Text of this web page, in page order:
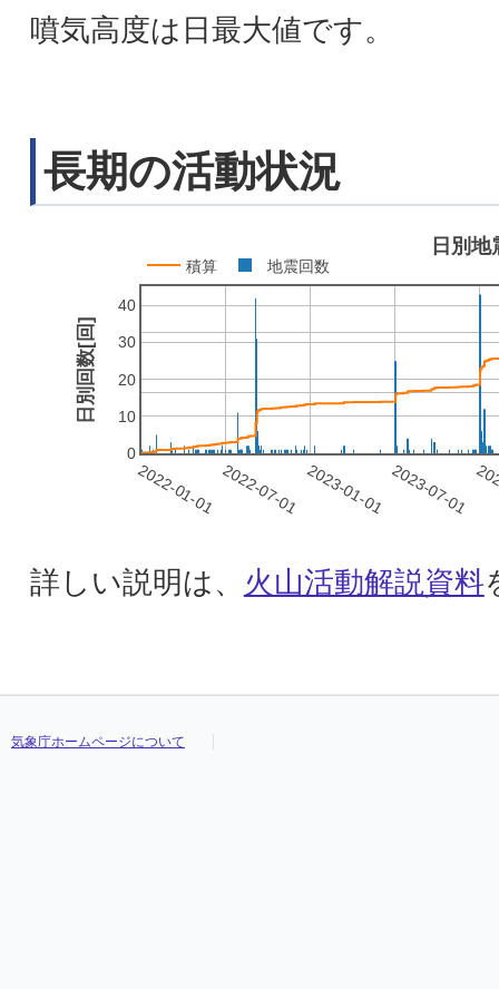
噴気高度は日最大値です。
長期の活動状況
2022-01-012022-07-012023-01-012023-07-01
0
10
20
30
40
積算 地震回数
日別
日別回数[回]
詳しい説明は、 火山活動解説資料
気象庁ホームページについて